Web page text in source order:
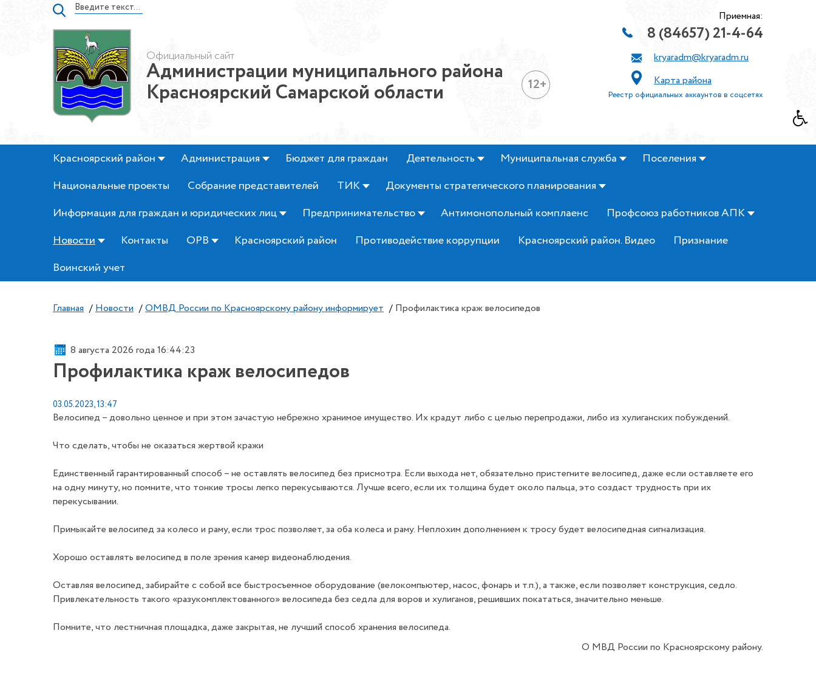
Официальный сайт
Администрации муниципального района
Красноярский Самарской области 12+
Приемная:
8 (84657) 21-4-64
kryaradm@kryaradm.ru
Карта района
Реестр официальных аккаунтов в соцсетях
Красноярский район Администрация Бюджет для граждан Деятельность Муниципальная служба
Поселения
Национальные проекты
Собрание представителей ТИК
Документы стратегического планирования
Информация для граждан и юридических лиц
Предпринимательство Антимонопольный комплаенс
Профсоюз работников АПК
Новости
Контакты ОРВ Красноярский район Противодействие коррупции Красноярский район. Видео
Признание
Воинский учет
Главная / Новости / ОМВД России по Красноярскому району информирует / Профилактика краж велосипедов
8 августа 2026 года 16:44:24
Профилактика краж велосипедов
03.05.2023, 13:47
Велосипед – довольно ценное и при этом зачастую небрежно хранимое имущество. Их крадут либо с целью перепродажи, либо из хулиганских побуждений.
Что сделать, чтобы не оказаться жертвой кражи
Единственный гарантированный способ – не оставлять велосипед без присмотра. Если выхода нет, обязательно пристегните велосипед, даже если оставляете его
на одну минуту, но помните, что тонкие тросы легко перекусываются. Лучше всего, если их толщина будет около пальца, это создаст трудность при их
перекусывании.
Примыкайте велосипед за колесо и раму, если трос позволяет, за оба колеса и раму. Неплохим дополнением к тросу будет велосипедная сигнализация.
Хорошо оставлять велосипед в поле зрения камер видеонаблюдения.
Оставляя велосипед, забирайте с собой все быстросъемное оборудование (велокомпьютер, насос, фонарь и т.п.), а также, если позволяет конструкция, седло.
Привлекательность такого «разукомплектованного» велосипеда без седла для воров и хулиганов, решивших покататься, значительно меньше.
Помните, что лестничная площадка, даже закрытая, не лучший способ хранения велосипеда.
О МВД России по Красноярскому району.